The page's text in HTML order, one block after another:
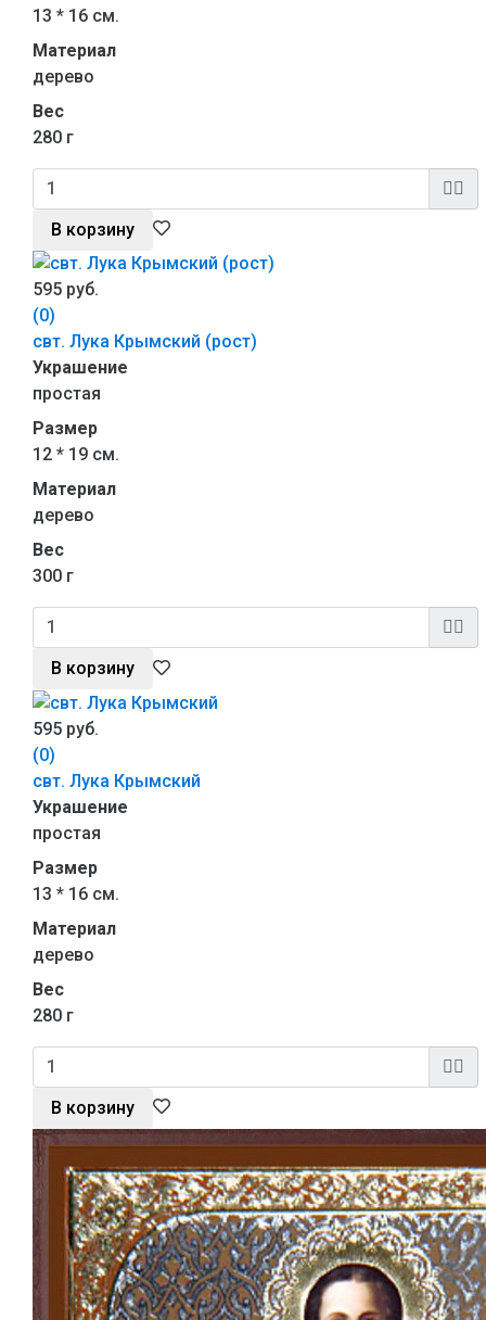
13 * 16 см.
Материал
дерево
Вес
280 г
В корзину
595 руб.
(0)
свт. Лука Крымский (рост)
Украшение
простая
Размер
12 * 19 см.
Материал
дерево
Вес
300 г
В корзину
595 руб.
(0)
свт. Лука Крымский
Украшение
простая
Размер
13 * 16 см.
Материал
дерево
Вес
280 г
В корзину